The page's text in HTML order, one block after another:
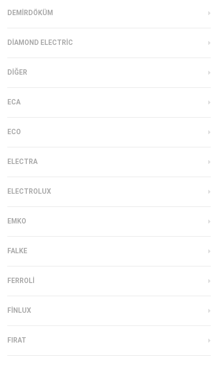
DEMIRDÖKÜM
DIAMOND ELECTRIC
DIĞER
ECA
ECO
ELECTRA
ELECTROLUX
EMKO
FALKE
FERROLI
FINLUX
FIRAT